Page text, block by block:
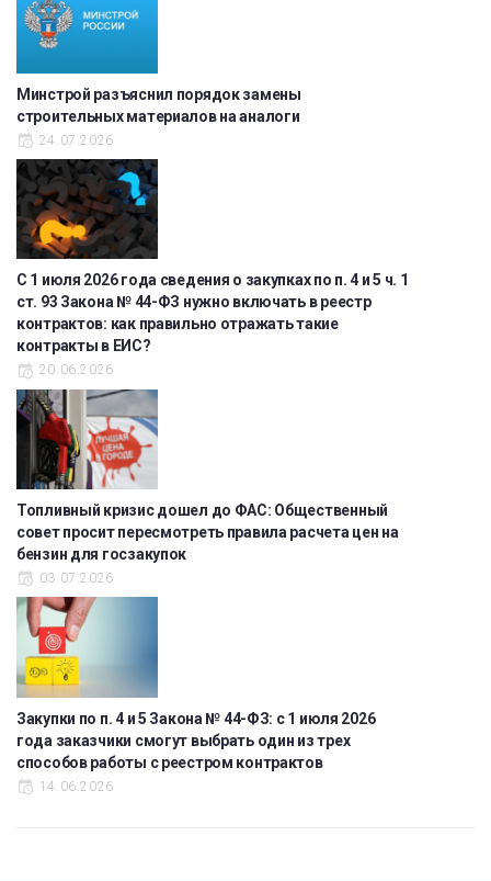
Минстрой разъяснил порядок замены
строительных материалов на аналоги
24.07.2026
С 1 июля 2026 года сведения о закупках по п. 4 и 5 ч. 1
ст. 93 Закона № 44-ФЗ нужно включать в реестр
контрактов: как правильно отражать такие
контракты в ЕИС?
20.06.2026
Топливный кризис дошел до ФАС: Общественный
совет просит пересмотреть правила расчета цен на
бензин для госзакупок
03.07.2026
Закупки по п. 4 и 5 Закона № 44-ФЗ: с 1 июля 2026
года заказчики смогут выбрать один из трех
способов работы с реестром контрактов
14.06.2026